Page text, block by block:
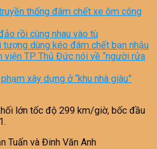
thống đâm chết xe ôm công
rồi cùng nhau vào tù
tượng dùng kéo đâm chết bạn nhậu
viện TP Thủ Đức nói về “người rửa
xây dựng ở “khu nhà giàu”
Tuấn và Đinh Văn Anh